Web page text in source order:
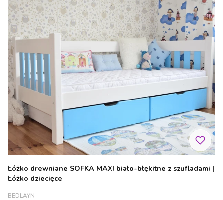
Łóżko drewniane SOFKA MAXI biało-błękitne z szufladami |
Łóżko dziecięce
PRODUCENT
BEDLAYN